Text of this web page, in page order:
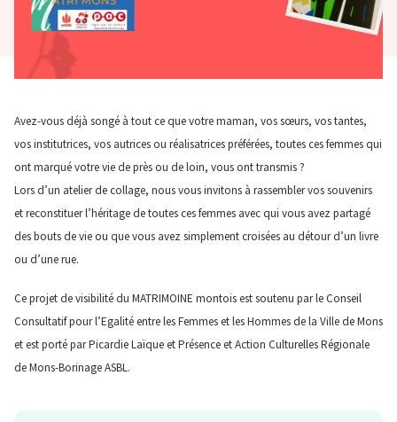
Avez-vous déjà songé à tout ce que votre maman, vos sœurs, vos tantes,
vos institutrices, vos autrices ou réalisatrices préférées, toutes ces femmes qui
ont marqué votre vie de près ou de loin, vous ont transmis ?
Lors d’un atelier de collage, nous vous invitons à rassembler vos souvenirs
et reconstituer l’héritage de toutes ces femmes avec qui vous avez partagé
des bouts de vie ou que vous avez simplement croisées au détour d’un livre
ou d’une rue.
Ce projet de visibilité du MATRIMOINE montois est soutenu par le Conseil
Consultatif pour l’Egalité entre les Femmes et les Hommes de la Ville de Mons
et est porté par Picardie Laïque et Présence et Action Culturelles Régionale
de Mons-Borinage ASBL.